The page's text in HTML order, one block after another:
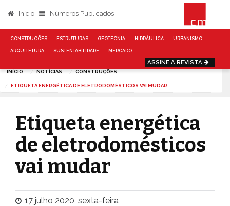
Início Números Publicados
CONSTRUÇÕES ESTRUTURAS GEOTECNIA HIDRÁULICA URBANISMO
ARQUITETURA SUSTENTABILIDADE MERCADO
ASSINE A REVISTA
INÍCIO NOTÍCIAS CONSTRUÇÕES
ETIQUETA ENERGÉTICA DE ELETRODOMÉSTICOS VAI MUDAR
Etiqueta energética
de eletrodomésticos
vai mudar
17 julho 2020, sexta-feira